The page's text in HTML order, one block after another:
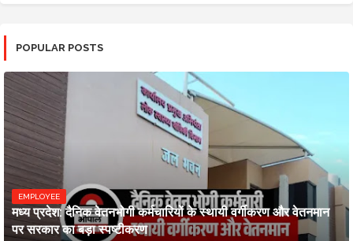
POPULAR POSTS
EMPLOYEE
मध्य प्रदेश: दैनिक वेतनभोगी कर्मचारियों के स्थायी वर्गीकरण और वेतनमान
पर सरकार का बड़ा स्पष्टीकरण